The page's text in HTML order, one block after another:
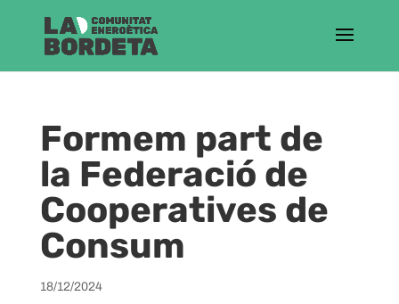
Formem part de
la Federació de
Cooperatives de
Consum
18/12/2024